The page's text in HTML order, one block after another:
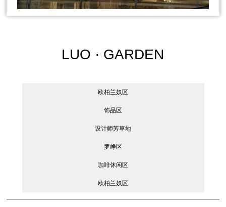
LUO · GARDEN
欧柏兰奴区
饰品区
设计师芳草地
罗峥区
咖啡休闲区
欧柏兰奴区